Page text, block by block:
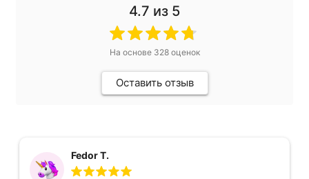
4.7 из 5
На основе 328оценок
Оставить отзыв
Fedor T.